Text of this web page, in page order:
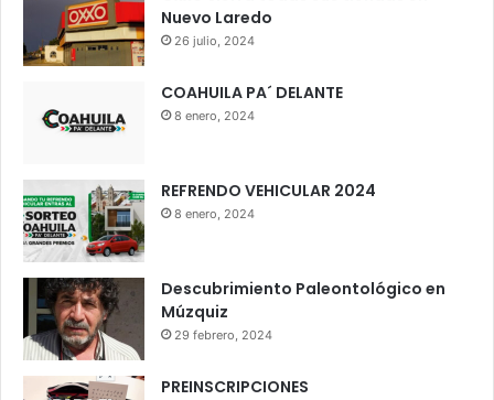
Nuevo Laredo
26 julio, 2024
COAHUILA PA´ DELANTE
8 enero, 2024
REFRENDO VEHICULAR 2024
8 enero, 2024
Descubrimiento Paleontológico en
Múzquiz
29 febrero, 2024
PREINSCRIPCIONES